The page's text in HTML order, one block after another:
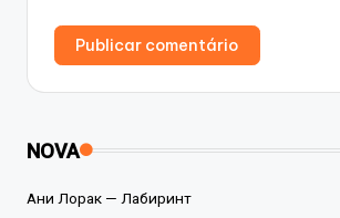
NOVA
Ани Лорак — Лабиринт